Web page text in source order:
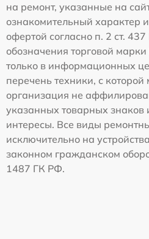
на ремонт, указанные на
ознакомительный характер
офертой согласно п. 2 ст.
обозначения торговой
только в информационных
перечень техники, с
организация не
указанных товарных знаков
интересы. Все виды
исключительно на
законном гражданском
1487 ГК РФ.